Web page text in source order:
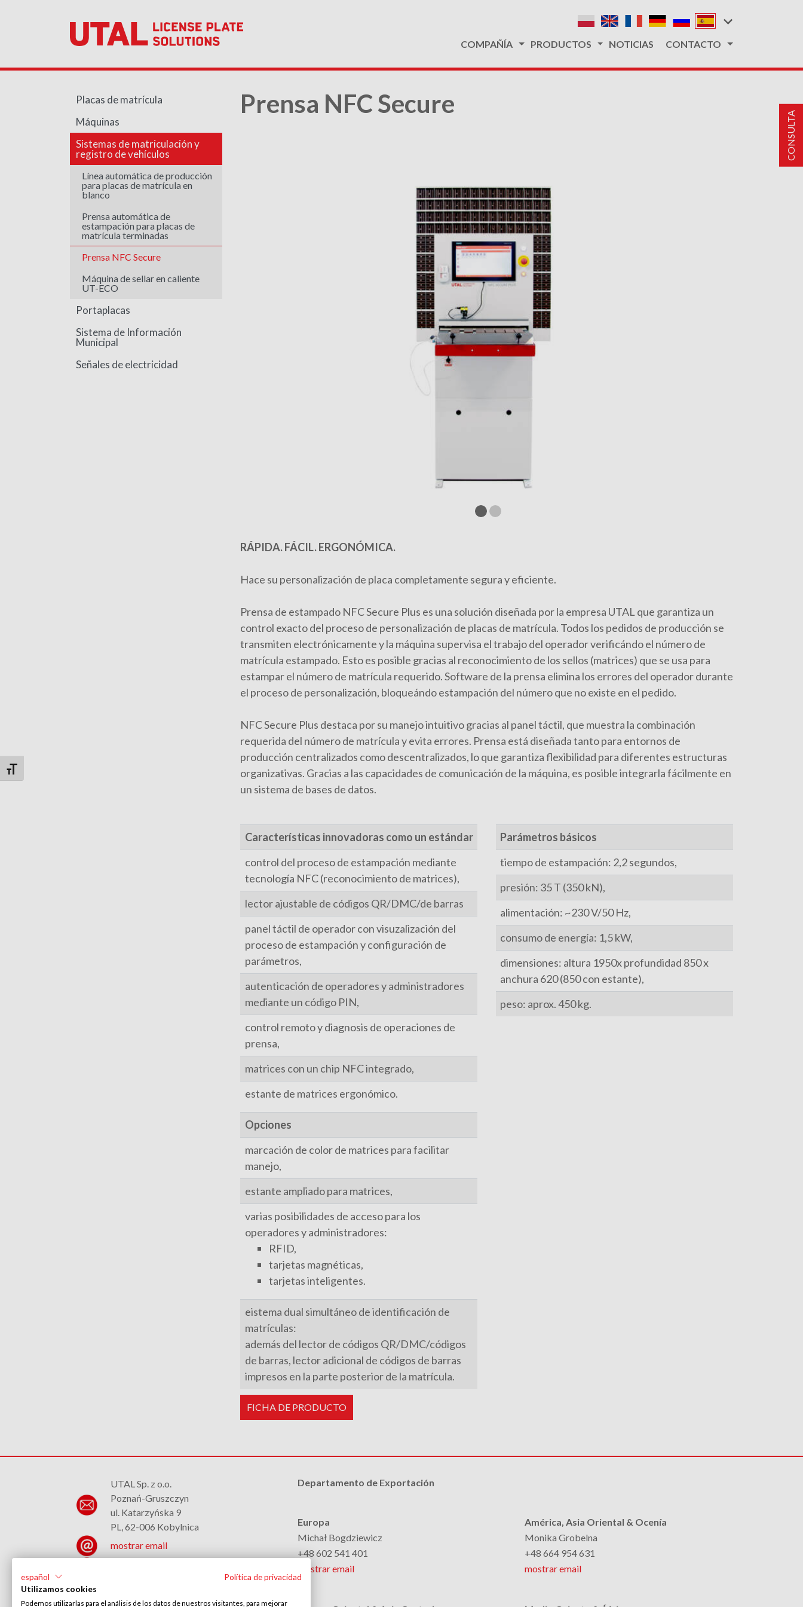
Alternar tamaño de letra
COMPAÑÍA PRODUCTOS NOTICIAS CONTACTO
Prensa NFC Secure
RÁPIDA. FÁCIL. ERGONÓMICA.
Hace su personalización de placa completamente segura y eficiente.
Prensa de estampado NFC Secure Plus es una solución diseñada por la empresa UTAL que garantiza un
control exacto del proceso de personalización de placas de matrícula. Todos los pedidos de producción se
transmiten electrónicamente y la máquina supervisa el trabajo del operador verificándo el número de
matrícula estampado. Esto es posible gracias al reconocimiento de los sellos (matrices) que se usa para
estampar el número de matrícula requerido. Software de la prensa elimina los errores del operador durante
el proceso de personalización, bloqueándo estampación del número que no existe en el pedido.
NFC Secure Plus destaca por su manejo intuitivo gracias al panel táctil, que muestra la combinación
requerida del número de matrícula y evita errores. Prensa está diseñada tanto para entornos de
producción centralizados como descentralizados, lo que garantiza flexibilidad para diferentes estructuras
organizativas. Gracias a las capacidades de comunicación de la máquina, es posible integrarla fácilmente en
un sistema de bases de datos.
Características innovadoras como un estándar
control del proceso de estampación mediante
tecnología NFC (reconocimiento de matrices),
lector ajustable de códigos QR/DMC/de barras
panel táctil de operador con visuzalización del
proceso de estampación y configuración de
parámetros,
autenticación de operadores y administradores
mediante un código PIN,
control remoto y diagnosis de operaciones de
prensa,
matrices con un chip NFC integrado,
estante de matrices ergonómico.
Parámetros básicos
tiempo de estampación: 2,2 segundos,
presión: 35 T (350 kN),
alimentación: ~230 V/50 Hz,
consumo de energía: 1,5 kW,
dimensiones: altura 1950x profundidad 850 x
anchura 620 (850 con estante),
peso: aprox. 450 kg.
Opciones
marcación de color de matrices para facilitar
manejo,
estante ampliado para matrices,
varias posibilidades de acceso para los
operadores y administradores:
RFID,
tarjetas magnéticas,
tarjetas inteligentes.
eistema dual simultáneo de identificación de
matrículas:
además del lector de códigos QR/DMC/códigos
de barras, lector adicional de códigos de barras
impresos en la parte posterior de la matrícula.
FICHA DE PRODUCTO
Placas de matrícula
Máquinas
Sistemas de matriculación y
registro de vehículos
Línea automática de producción
para placas de matrícula en
blanco
Prensa automática de
estampación para placas de
matrícula terminadas
Prensa NFC Secure
Máquina de sellar en caliente
UT-ECO
Portaplacas
Sistema de Información
Municipal
Señales de electricidad
UTAL Sp. z o.o.
Poznań-Gruszczyn
ul. Katarzyńska 9
PL, 62-006 Kobylnica
mostrar email
Departamento de Exportación
Europa
Michał Bogdziewicz
+48 602 541 401
mostrar email
América, Asia Oriental & Ocenía
Monika Grobelna
+48 664 954 631
mostrar email
CONSULTA
español
Política de privacidad
Utilizamos cookies
Podemos utilizarlas para el análisis de los datos de nuestros visitantes, para mejorar